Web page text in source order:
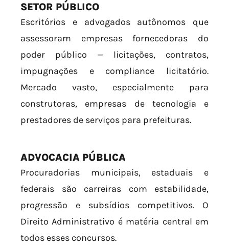
SETOR PÚBLICO
Escritórios e advogados autônomos que
assessoram empresas fornecedoras do
poder público — licitações, contratos,
impugnações e compliance licitatório.
Mercado vasto, especialmente para
construtoras, empresas de tecnologia e
prestadores de serviços para prefeituras.
ADVOCACIA PÚBLICA
Procuradorias municipais, estaduais e
federais são carreiras com estabilidade,
progressão e subsídios competitivos. O
Direito Administrativo é matéria central em
todos esses concursos.